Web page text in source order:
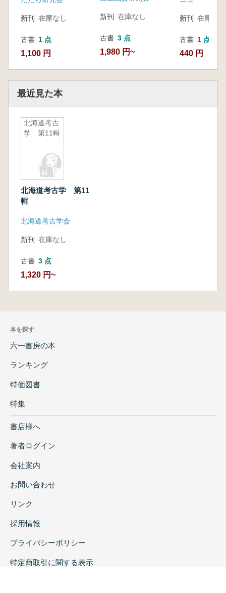
新刊 在庫なし
古書 1 点
1,100 円
新刊 在庫なし
古書 3 点
1,980 円~
新刊 在庫なし
古書 1 点
440 円
最近見た本
北海道考古
学 第11輯
北海道考古学 第11
輯
北海道考古学会
新刊 在庫なし
古書 3 点
1,320 円~
本を探す
六一書房の本
ランキング
特価図書
特集
書店様へ
著者ログイン
会社案内
お問い合わせ
リンク
採用情報
プライバシーポリシー
特定商取引に関する表示